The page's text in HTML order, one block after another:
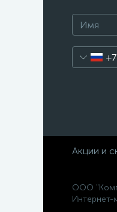
+7
Акции и
ООО
Интернет-